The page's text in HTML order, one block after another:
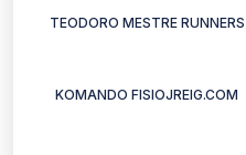
TEODORO MESTRE RUNNERS
KOMANDO FISIOJREIG.COM